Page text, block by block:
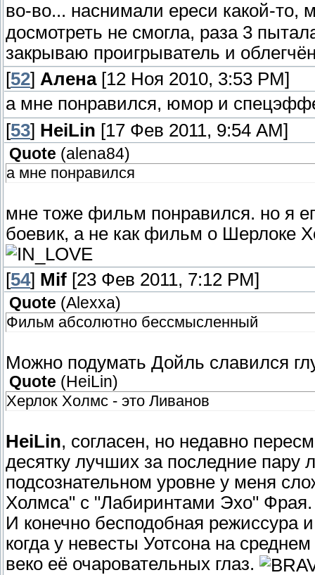
во-во... наснимали ереси какой-то,
досмотреть не смогла, раза 3
закрываю проигрыватель и
[52] Алена[12 Ноя 2010, 3:53 PM]
а мне понравился, юмор и
[53] HeiLin [17 Фев 2011, 9:54 AM]
Quote (alena84)
а мне понравился
мне тоже фильм понравился. но я
боевик, а не как фильм о Шерлоке
[54] Мif [23 Фев 2011, 7:12 PM]
Quote (Alexxa)
Фильм абсолютно бессмысленный
Можно подумать Дойль славился
Quote ( HeiLin)
Херлок Холмс - это Ливанов
HeiLin, согласен, но недавно
десятку лучших за последние пару
подсознательном уровне у меня
Холмса" с "Лабиринтами Эхо"
И конечно бесподобная режиссура
когда у невесты Уотсона на
веко её очаровательных глаз.